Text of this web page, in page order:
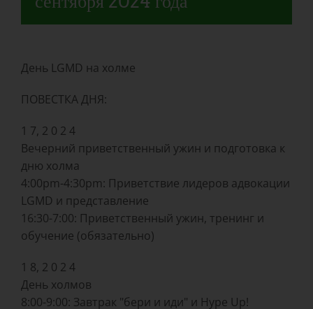
День LGMD на холме
ПОВЕСТКА ДНЯ:
1 7, 2 0 2 4
Вечерний приветственный ужин и подготовка к
дню холма
4:00pm-4:30pm: Приветствие лидеров адвокации
LGMD и представление
16:30-7:00: Приветственный ужин, тренинг и
обучение (обязательно)
1 8, 2 0 2 4
День холмов
8:00-9:00: Завтрак "бери и иди" и Hype Up!